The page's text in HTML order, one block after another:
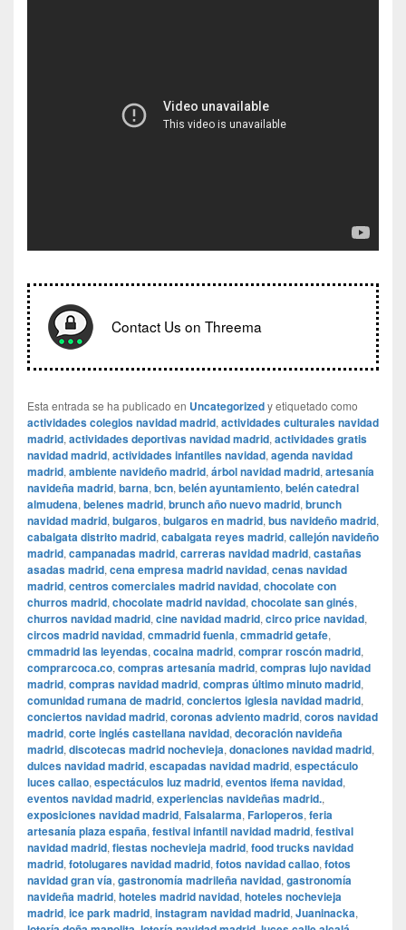
Contact Us on Threema
Esta entrada se ha publicado en Uncategorizedy etiquetado como
actividades colegios navidad madrid, actividades culturales navidad
madrid, actividades deportivas navidad madrid, actividades gratis
navidad madrid, actividades infantiles navidad, agenda navidad
madrid, ambiente navideño madrid, árbol navidad madrid, artesanía
navideña madrid, barna, bcn, belén ayuntamiento, belén catedral
almudena, belenes madrid, brunch año nuevo madrid, brunch
navidad madrid, bulgaros, bulgaros en madrid, bus navideño madrid,
cabalgata distrito madrid, cabalgata reyes madrid, callejón navideño
madrid, campanadas madrid, carreras navidad madrid, castañas
asadas madrid, cena empresa madrid navidad, cenas navidad
madrid, centros comerciales madrid navidad, chocolate con
churros madrid, chocolate madrid navidad, chocolate san ginés,
churros navidad madrid, cine navidad madrid, circo price navidad,
circos madrid navidad, cmmadrid fuenla, cmmadrid getafe,
cmmadrid las leyendas, cocaina madrid, comprar roscón madrid,
comprarcoca.co, compras artesanía madrid, compras lujo navidad
madrid, compras navidad madrid, compras último minuto madrid,
comunidad rumana de madrid, conciertos iglesia navidad madrid,
conciertos navidad madrid, coronas adviento madrid, coros navidad
madrid, corte inglés castellana navidad, decoración navideña
madrid, discotecas madrid nochevieja, donaciones navidad madrid,
dulces navidad madrid, escapadas navidad madrid, espectáculo
luces callao, espectáculos luz madrid, eventos ifema navidad,
eventos navidad madrid, experiencias navideñas madrid.,
exposiciones navidad madrid, Falsalarma, Farloperos, feria
artesanía plaza españa, festival infantil navidad madrid, festival
navidad madrid, fiestas nochevieja madrid, food trucks navidad
madrid, fotolugares navidad madrid, fotos navidad callao, fotos
navidad gran vía, gastronomía madrileña navidad, gastronomía
navideña madrid, hoteles madrid navidad, hoteles nochevieja
madrid, ice park madrid, instagram navidad madrid, Juaninacka,